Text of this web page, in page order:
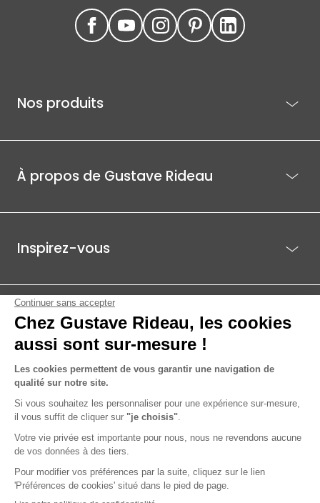
Nos produits
À propos de Gustave Rideau
Inspirez-vous
Je suis déjà client
Gustave Rideau pour les pros
ACTI EST - PARC ÉCO 85.1, ROUTE DE BEAUTOUR - 85036 LA ROCHE-
SUR-YON CEDEX